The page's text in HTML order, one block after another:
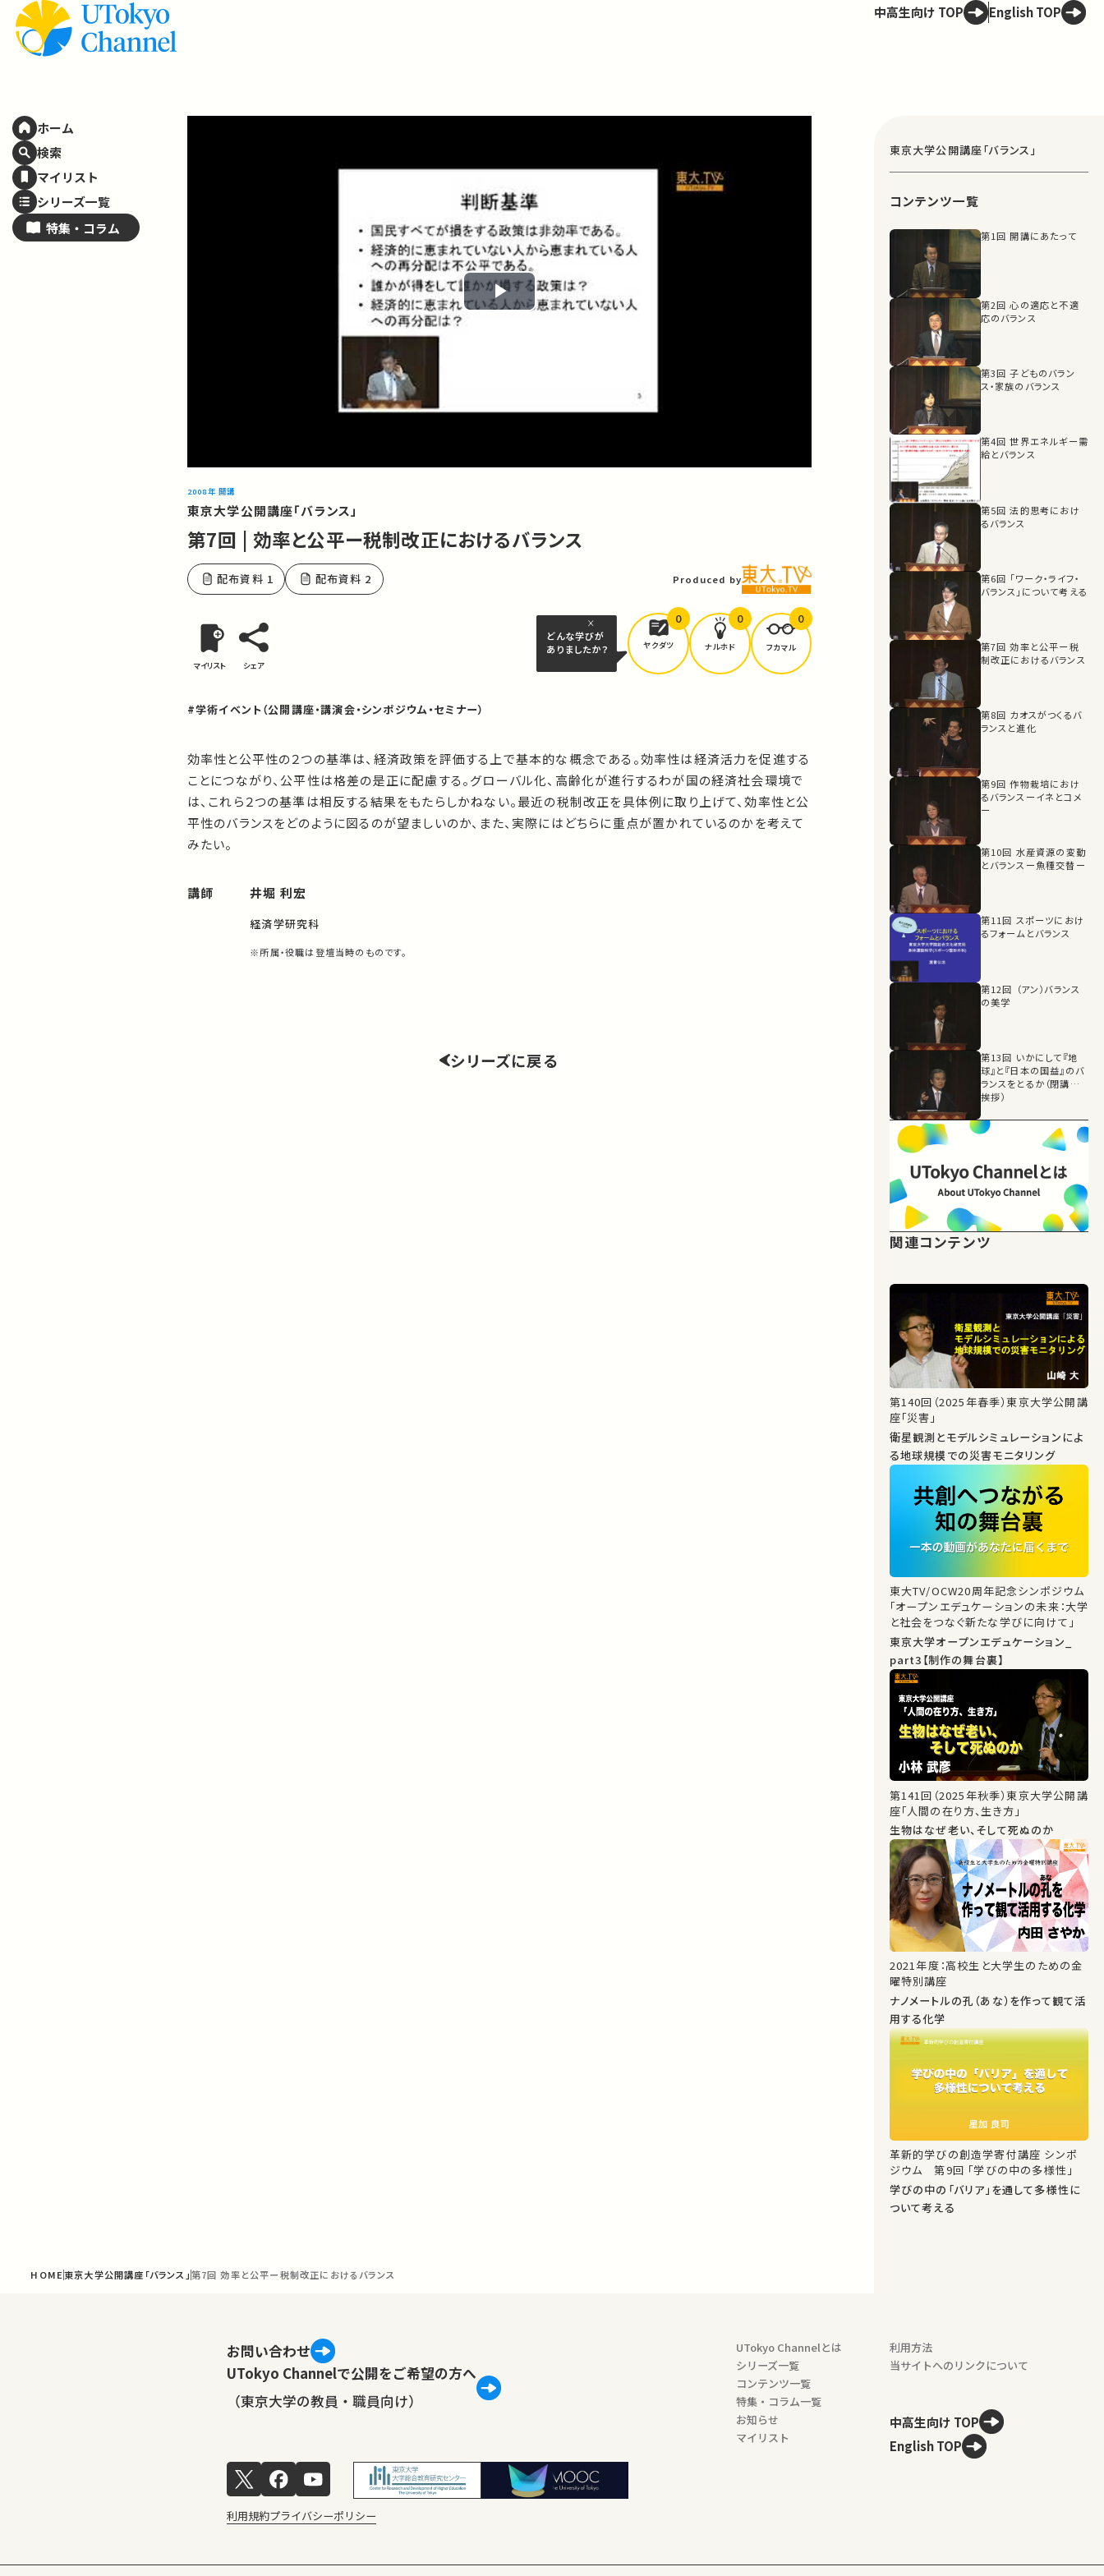
ホーム
検索
マイリスト
シリーズ一覧
特集・ コラム
中高生向け TOP English TOP
Play
2008年 開講
東京大学公開講座「バランス」
第7回 | 効率と公平ー税制改正におけるバランス
配布資料 1 配布資料 2 Produced by
マイリスト シェア
どんな学びが
ありましたか？
ヤクダツ
0
ナルホド
0
フカマル
0
#学術イベント（公開講座・講演会・シンポジウム・セミナー）
効率性と公平性の２つの基準は、経済政策を評価する上で基本的な概念である。効率性は経済活力を促進する
ことにつながり、公平性は格差の是正に配慮する。グローバル化、高齢化が進行するわが国の経済社会環境で
は、これら２つの基準は相反する結果をもたらしかねない。最近の税制改正を具体例に取り上げて、効率性と公
平性のバランスをどのように図るのが望ましいのか、また、実際にはどちらに重点が置かれているのかを考えて
みたい。
講師 井堀 利宏
経済学研究科
※所属・役職は登壇当時のものです。
シリーズに戻る
HOME東京大学公開講座「バランス」第7回 効率と公平ー税制改正におけるバランス
東京大学公開講座「バランス」
コンテンツ一覧
第1回 開講にあたって
第2回 心の適応と不適
応のバランス
第3回 子どものバラン
ス・家族のバランス
第4回 世界エネルギー需
給とバランス
第5回 法的思考におけ
るバランス
第6回 「ワーク・ライフ・
バランス」について考える
第7回 効率と公平ー税
制改正におけるバランス
第8回 カオスがつくるバ
ランスと進化
第9回 作物栽培におけ
るバランスーイネとコメ
ー
第10回 水産資源の変動
とバランスー魚種交替ー
第11回 スポーツにおけ
るフォームとバランス
第12回 （アン）バランス
の美学
第13回 いかにして『地
球』と『日本の国益』のバ
ランスをとるか（閉講の
挨拶）
関連コンテンツ
第140回（2025年春季）東京大学公開講
座「災害」
衛星観測とモデルシミュレーションによ
る地球規模での災害モニタリング
東大TV/OCW20周年記念シンポジウム
「オープンエデュケーションの未来：大学
と社会をつなぐ新たな学びに向けて」
東京大学オープンエデュケーション_
part3【制作の舞台裏】
第141回（2025年秋季）東京大学公開講
座「人間の在り方、生き方」
生物はなぜ老い、そして死ぬのか
2021年度：高校生と大学生のための金
曜特別講座
ナノメートルの孔（あな）を作って観て活
用する化学
革新的学びの創造学寄付講座 シンポ
ジウム 第9回 「学びの中の多様性」
学びの中の「バリア」を通して多様性に
ついて考える
お問い合わせ
UTokyo Channelで公開をご希望の方へ
（東京大学の教員・職員向け）
UTokyo Channelとは
シリーズ一覧
コンテンツ一覧
特集・コラム一覧
お知らせ
マイリスト
利用方法
当サイトへのリンクについて
中高生向け TOP
English TOP
利用規約プライバシーポリシー